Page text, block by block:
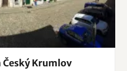
Český Krumlov